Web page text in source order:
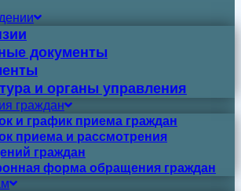
документы
и органы управления
граждан
и график приема граждан
приема и рассмотрения
граждан
форма обращения граждан